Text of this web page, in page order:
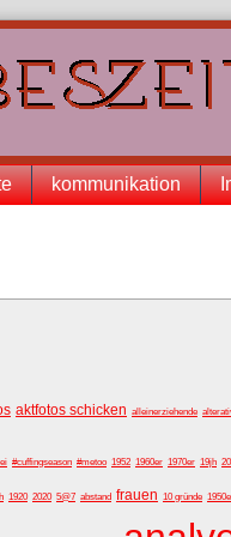
kommunikation
aktfotos schicken alleinerziehende
#cuffingseason #metoo 1952 1960er 1970er 19jh
1920 2020 5@7 abstand frauen 10 gründe